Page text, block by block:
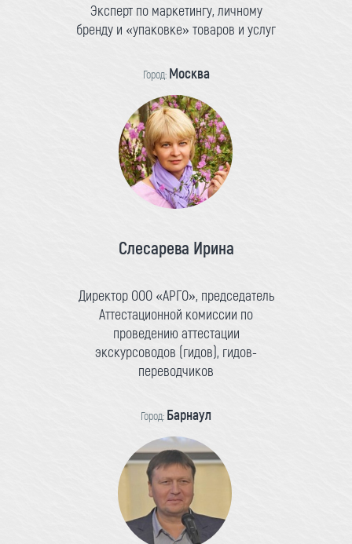
Эксперт по маркетингу, личному
бренду и «упаковке» товаров и услуг
Город: Москва
Слесарева Ирина
Директор ООО «АРГО», председатель
Аттестационной комиссии по
проведению аттестации
экскурсоводов (гидов), гидов-
переводчиков
Город: Барнаул